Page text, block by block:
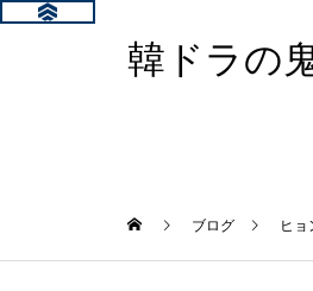
韓ドラの
ブログ ヒョ